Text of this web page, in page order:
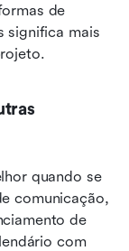
de
significa mais
quando se
comunicação,
de
com